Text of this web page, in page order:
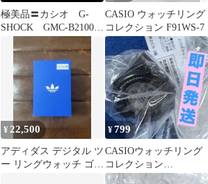
極美品〓カシオ G-
SHOCK GMC-B2100Y-
1AJF 正規 正常稼働
CASIO ウォッチリング
コレクション F91WS-7
¥ 22,500
アディダス デジタル ツ
ー リングウォッチ ゴー
¥799
CASIOウォッチリング
コレクション
3rdEdition★指輪★黒★